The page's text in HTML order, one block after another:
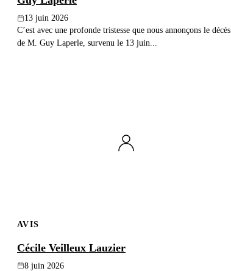
13 juin 2026
C’est avec une profonde tristesse que nous annonçons le décès
de M. Guy Laperle, survenu le 13 juin...
AVIS
Cécile Veilleux Lauzier
8 juin 2026